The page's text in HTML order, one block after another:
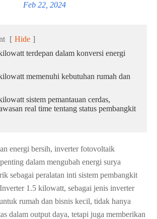
Feb 22, 2024
[ Hide ]
terdepan dalam konversi energi
memenuhi kebutuhan rumah dan
sistem pemantauan cerdas,
real time tentang status pembangkit
energi bersih, inverter fotovoltaik
dalam mengubah energi surya
sebagai peralatan inti sistem pembangkit
1.5 kilowatt, sebagai jenis inverter
rumah dan bisnis kecil, tidak hanya
dalam output daya, tetapi juga memberikan